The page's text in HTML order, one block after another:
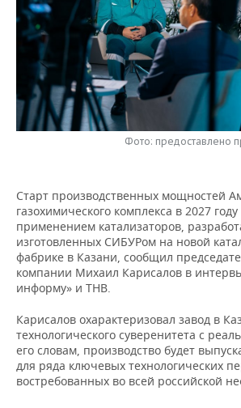
НЕФТЕХИМИЯ
НЕФТЬ
ОПК
ЭНЕРГЕТИКА
РОЗНИЧНАЯ ТОРГОВЛЯ
ТРАНСПОРТ
УСЛУГИ
НОВОСТИ ТЕХНОЛОГИЙ
МЕДИА
ТЕЛЕКОММУНИКАЦИИ
МЕРОПРИЯТИЯ
НОВОСТИ МЕРОПРИЯТИЙ
ВЫЕЗДНАЯ РЕДАКЦИЯ
ОТКРЫТАЯ ЛЕКЦИЯ
СПОРТ
НОВОСТИ СПОРТА
БАСКЕТБОЛ
ВОЛЕЙБОЛ
КИБЕРСПОРТ
ФИГУРНОЕ КАТАНИЕ
ВОДНЫЕ ВИДЫ СПОРТА
ОБЩЕСТВО
НОВОСТИ ОБЩЕСТВА
ИНФРАСТРУКТУРА
ИСТОРИЯ
КУЛЬТУРА
МЕДИЦИНА
ОБРАЗОВАНИЕ
СПРАВОЧНИК
СПИСОК ПЕРСОН
СПИСОК КОМПАНИЙ
ПОЛНАЯ ВЕРСИЯ
Фото: предоставлено
Старт производственных мощностей
газохимического комплекса в 2027
применением катализаторов,
изготовленных СИБУРом на новой
фабрике в Казани, сообщил
компании Михаил Карисалов в
информу» и ТНВ.
Карисалов охарактеризовал завод в
технологического суверенитета с
его словам, производство будет
для ряда ключевых технологических
востребованных во всей российской